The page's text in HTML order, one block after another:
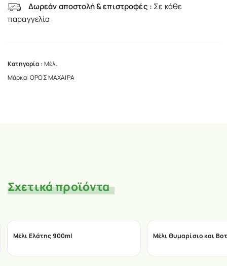
Δωρεάν αποστολή & επιστροφές : Σε κάθε
παραγγελία
Κατηγορία : Μέλι
Μάρκα:ΟΡΟΣ ΜΑΧΑΙΡΑ
Σχετικά προϊόντα
Μέλι Ελάτης 900ml Μέλι Θυμαρίσιο και